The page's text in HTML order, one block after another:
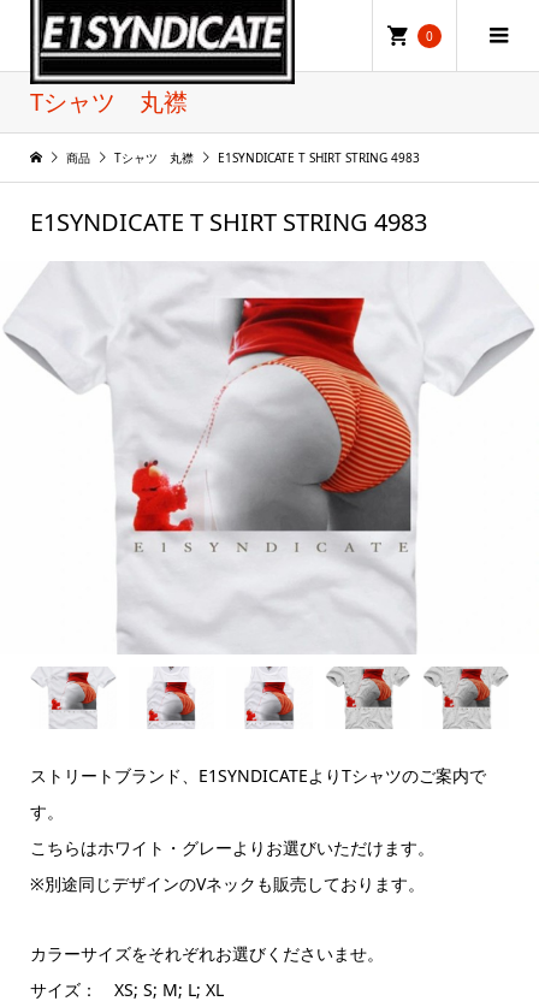
0
Tシャツ 丸襟
商品 Tシャツ 丸襟 E1SYNDICATE T SHIRT STRING 4983
E1SYNDICATE T SHIRT STRING 4983
ストリートブランド、E1SYNDICATEよりTシャツのご案内で
す。
こちらはホワイト・グレーよりお選びいただけます。
※別途同じデザインのVネックも販売しております。
カラーサイズをそれぞれお選びくださいませ。
サイズ： XS; S; M; L; XL